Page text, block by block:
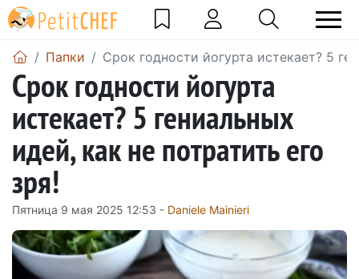
Папки Срок годности йогурта истекает? 5
Срок годности йогурта
истекает? 5 гениальных
идей, как не потратить его
зря!
Пятница 9 мая 2025 12:53 - Daniele Mainieri